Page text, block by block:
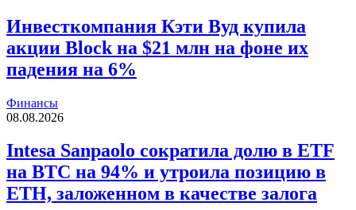
Инвесткомпания Кэти Вуд купила
акции Block на $21 млн на фоне их
падения на 6%
Финансы
08.08.2026
Intesa Sanpaolo сократила долю в ETF
на BTC на 94% и утроила позицию в
ETH, заложенном в качестве залога